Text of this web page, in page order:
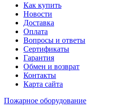
Как купить
Новости
Доставка
Оплата
Вопросы и ответы
Сертификаты
Гарантия
Обмен и возврат
Контакты
Карта сайта
Пожарное оборудование